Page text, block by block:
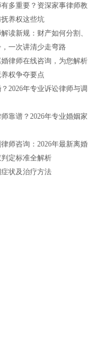
多重要？资深家事律师教
养权这些坑
读新规：财产如何分割、
一次讲清少走弯路
律师在线咨询，为您解析
权争夺要点
2026年专业诉讼律师与调
靠谱？2026年专业婚姻家
师咨询：2026年最新离婚
定标准全解析
状及治疗方法